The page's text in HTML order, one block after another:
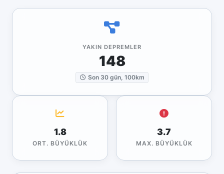
YAKIN DEPREMLER
148
Son 30 gün, 100km
1.8
ORT. BÜYÜKLÜK
3.7
MAX. BÜYÜKLÜK